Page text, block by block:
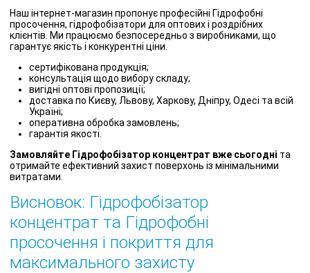
Наш інтернет-магазин пропонує професійні Гідрофобні
просочення, гідрофобізатори для оптових і роздрібних
клієнтів. Ми працюємо безпосередньо з виробниками, що
гарантує якість і конкурентні ціни.
сертифікована продукція;
консультація щодо вибору складу;
вигідні оптові пропозиції;
доставка по Києву, Львову, Харкову, Дніпру, Одесі та всій
Україні;
оперативна обробка замовлень;
гарантія якості.
Замовляйте Гідрофобізатор концентрат вже сьогодні та
отримайте ефективний захист поверхонь із мінімальними
витратами.
Висновок: Гідрофобізатор
концентрат та Гідрофобні
просочення і покриття для
максимального захисту